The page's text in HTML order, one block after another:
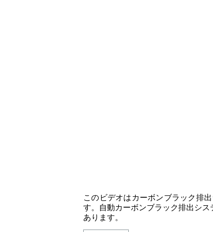
このビデオはカーボンブラック排
す。自動カーボンブラック排出シ
あります。